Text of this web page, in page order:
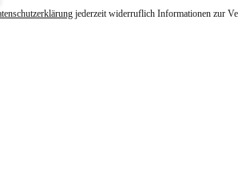
jederzeit widerruflich Informationen zur